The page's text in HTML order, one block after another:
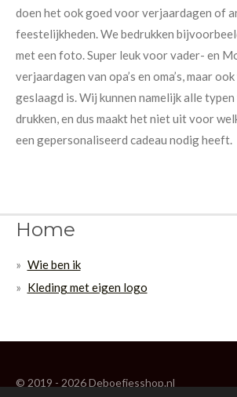
doen het ook goed voor verjaardagen of
feestelijkheden. We bedrukken
met een foto. Super leuk voor vader- en
verjaardagen van opa’s en oma’s, maar
geslaagd is. Wij kunnen namelijk alle typen
drukken, en dus maakt het niet uit voor
een gepersonaliseerd cadeau nodig heeft.
Home
Wie ben ik
Kleding met eigen logo
© 2019 - 2026 Deboefjesshop.nl